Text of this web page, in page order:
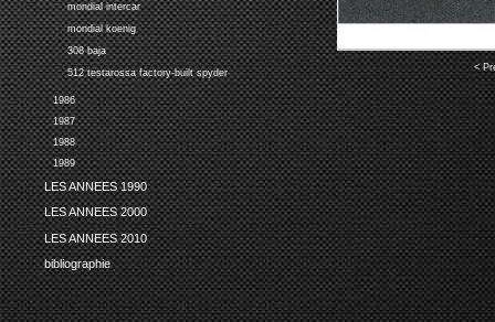
mondial intercar
mondial koenig
308 baja
512 testarossa factory-built spyder
1986
1987
1988
1989
LES ANNEES 1990
LES ANNEES 2000
LES ANNEES 2010
bibliographie
<